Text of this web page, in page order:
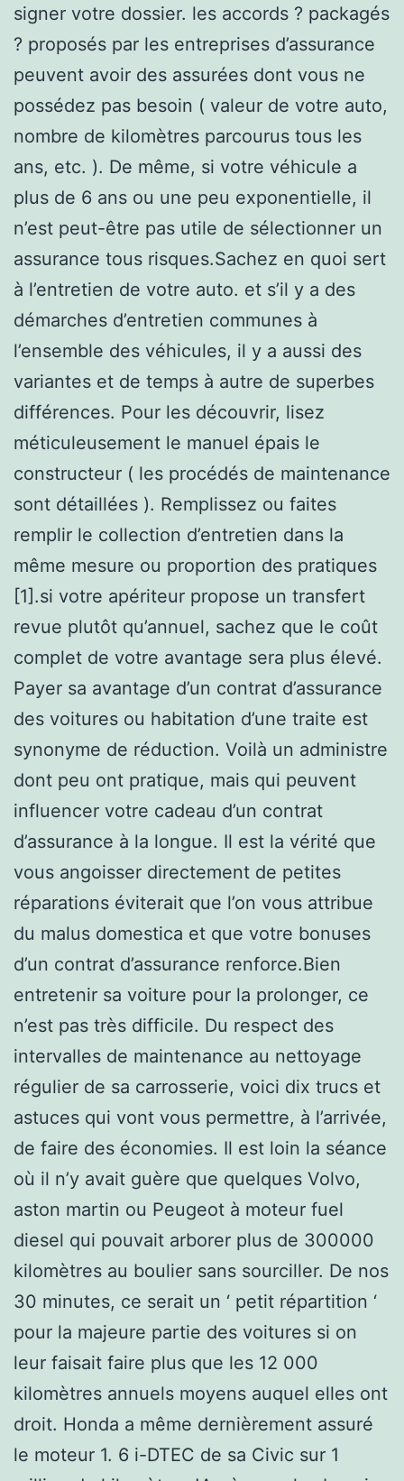
signer votre dossier. les accords ? packagés
? proposés par les entreprises d’assurance
peuvent avoir des assurées dont vous ne
possédez pas besoin ( valeur de votre auto,
nombre de kilomètres parcourus tous les
ans, etc. ). De même, si votre véhicule a
plus de 6 ans ou une peu exponentielle, il
n’est peut-être pas utile de sélectionner un
assurance tous risques.Sachez en quoi sert
à l’entretien de votre auto. et s’il y a des
démarches d’entretien communes à
l’ensemble des véhicules, il y a aussi des
variantes et de temps à autre de superbes
différences. Pour les découvrir, lisez
méticuleusement le manuel épais le
constructeur ( les procédés de maintenance
sont détaillées ). Remplissez ou faites
remplir le collection d’entretien dans la
même mesure ou proportion des pratiques
[1].si votre apériteur propose un transfert
revue plutôt qu’annuel, sachez que le coût
complet de votre avantage sera plus élevé.
Payer sa avantage d’un contrat d’assurance
des voitures ou habitation d’une traite est
synonyme de réduction. Voilà un administre
dont peu ont pratique, mais qui peuvent
influencer votre cadeau d’un contrat
d’assurance à la longue. Il est la vérité que
vous angoisser directement de petites
réparations éviterait que l’on vous attribue
du malus domestica et que votre bonuses
d’un contrat d’assurance renforce.Bien
entretenir sa voiture pour la prolonger, ce
n’est pas très difficile. Du respect des
intervalles de maintenance au nettoyage
régulier de sa carrosserie, voici dix trucs et
astuces qui vont vous permettre, à l’arrivée,
de faire des économies. Il est loin la séance
où il n’y avait guère que quelques Volvo,
aston martin ou Peugeot à moteur fuel
diesel qui pouvait arborer plus de 300000
kilomètres au boulier sans sourciller. De nos
30 minutes, ce serait un ‘ petit répartition ‘
pour la majeure partie des voitures si on
leur faisait faire plus que les 12 000
kilomètres annuels moyens auquel elles ont
droit. Honda a même dernièrement assuré
le moteur 1. 6 i-DTEC de sa Civic sur 1